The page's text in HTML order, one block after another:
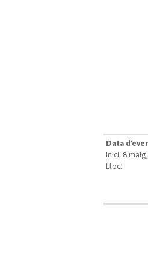
Data
Inici: 8
Lloc: